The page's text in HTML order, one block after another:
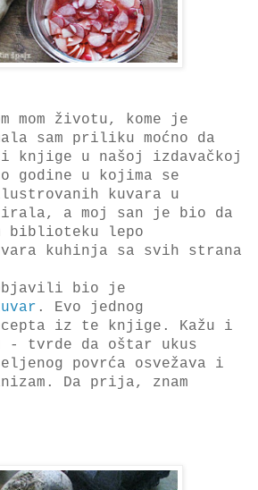
mom životu, kome je
sam priliku moćno da
knjige u našoj izdavačkoj
godine u kojima se
kuvara u
a moj san je bio da
biblioteku lepo
kuhinja sa svih strana
bio je
. Evo jednog
iz te knjige. Kažu i
- tvrde da oštar ukus
povrća osvežava i
Da prija, znam